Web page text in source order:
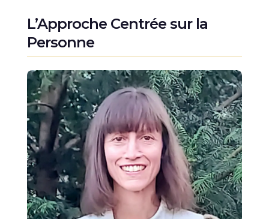
L’Approche Centrée sur la
Personne